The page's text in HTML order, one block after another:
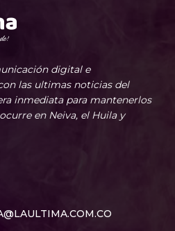
digital e
las ultimas noticias del
inmediata para mantenerlos
en Neiva, el Huila y